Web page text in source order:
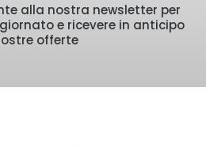
alla nostra newsletter per
e ricevere in anticipo
offerte